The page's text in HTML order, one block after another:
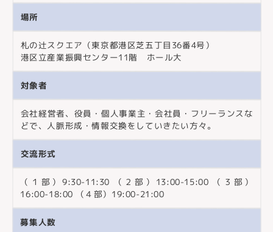
場所
札の辻スクエア（東京都港区芝五丁目36番4号）
港区立産業振興センター11階 ホール大
対象者
会社経営者、役員・個人事業主・会社員・フリーランスな
どで、人脈形成・情報交換をしていきたい方々。
交流形式
（１部）9:30-11:30 （２部）13:00-15:00 （３部）
16:00-18:00 （４部）19:00-21:00
募集人数